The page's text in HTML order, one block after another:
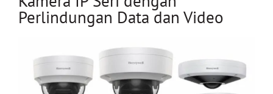
Perlindungan Data dan Video